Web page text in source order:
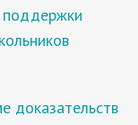
поддержки
доказательств